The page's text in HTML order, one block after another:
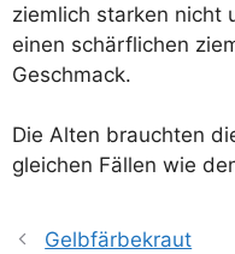
ziem­lich star­ken nicht
einen schärf­li­chen
Geschmack.
Die Alten brauch­ten
glei­chen Fäl­len wie
Gelbfärbekraut